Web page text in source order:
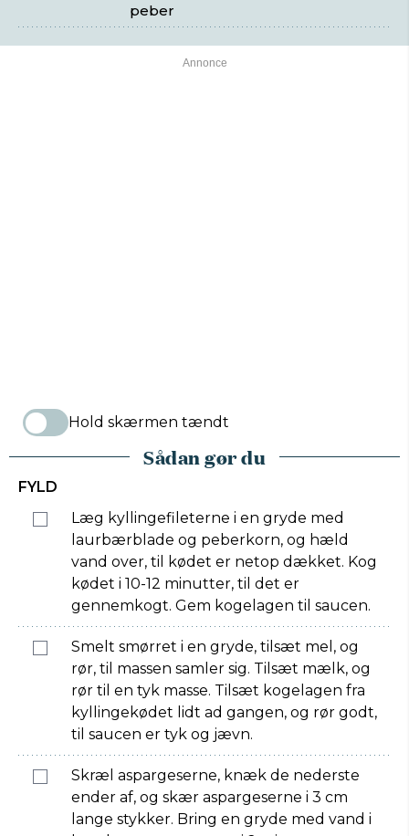
peber
Hold skærmen tændt
Sådan gør du
FYLD
Læg kyllingefileterne i en gryde med
laurbærblade og peberkorn, og hæld
vand over, til kødet er netop dækket. Kog
kødet i 10-12 minutter, til det er
gennemkogt. Gem kogelagen til saucen.
Smelt smørret i en gryde, tilsæt mel, og
rør, til massen samler sig. Tilsæt mælk, og
rør til en tyk masse. Tilsæt kogelagen fra
kyllingekødet lidt ad gangen, og rør godt,
til saucen er tyk og jævn.
Skræl aspargeserne, knæk de nederste
ender af, og skær aspargeserne i 3 cm
lange stykker. Bring en gryde med vand i